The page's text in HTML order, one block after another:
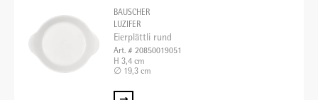
BAUSCHER
LUZIFER
Eierplättli rund
Art. # 20850019051
H 3,4 cm
∅ 19,3 cm